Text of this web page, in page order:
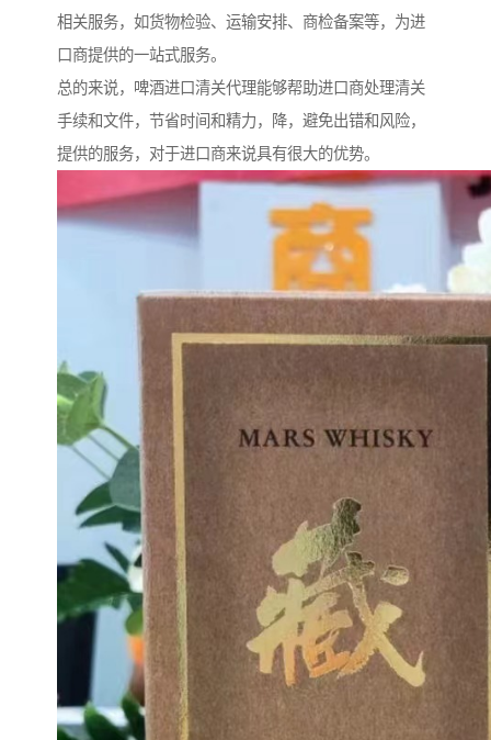
相关服务，如货物检验、运输安排、商检备案等，为进
口商提供的一站式服务。
总的来说，啤酒进口清关代理能够帮助进口商处理清关
手续和文件，节省时间和精力，降，避免出错和风险，
提供的服务，对于进口商来说具有很大的优势。